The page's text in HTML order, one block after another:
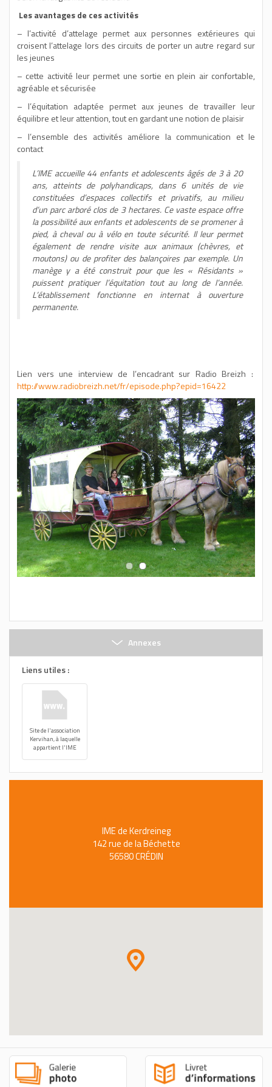
Les avantagesde ces activités
– l’activité d’attelage permet aux personnes extérieures qui
croisent l’attelage lors des circuits de porter un autre regard sur
les jeunes
– cette activité leur permet une sortie en plein air confortable,
agréable et sécurisée
– l’équitation adaptée permet aux jeunes de travailler leur
équilibre et leur attention, tout en gardant une notion de plaisir
– l’ensemble des activités améliore la communication et le
contact
L’IME accueille 44 enfants et adolescents âgés de 3 à 20
ans, atteints de polyhandicaps, dans 6 unités de vie
constituées d’espaces collectifs et privatifs, au milieu
d’un parc arboré clos de 3 hectares. Ce vaste espace offre
la possibilité aux enfants et adolescents de se promener à
pied, à cheval ou à vélo en toute sécurité. Il leur permet
également de rendre visite aux animaux (chèvres, et
moutons) ou de profiter des balançoires par exemple. Un
manège y a été construit pour que les « Résidants »
puissent pratiquer l’équitation tout au long de l’année.
L’établissement fonctionne en internat à ouverture
permanente.
Lien vers une interview de l’encadrant sur Radio Breizh :
http://www.radiobreizh.net/fr/episode.php?epid=16422
Annexes
Liens utiles :
Site de l'association
Kervihan, à laquelle
appartient l'IME
IME de Kerdreineg
142 rue de la Béchette
56580 CRÉDIN